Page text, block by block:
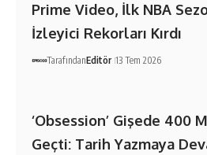
Prime Video, İlk NBA
İzleyici Rekorları Kırdı
TarafındanEditör 13 Tem 2026
‘Obsession’ Gişede 400
Geçti: Tarih Yazmaya